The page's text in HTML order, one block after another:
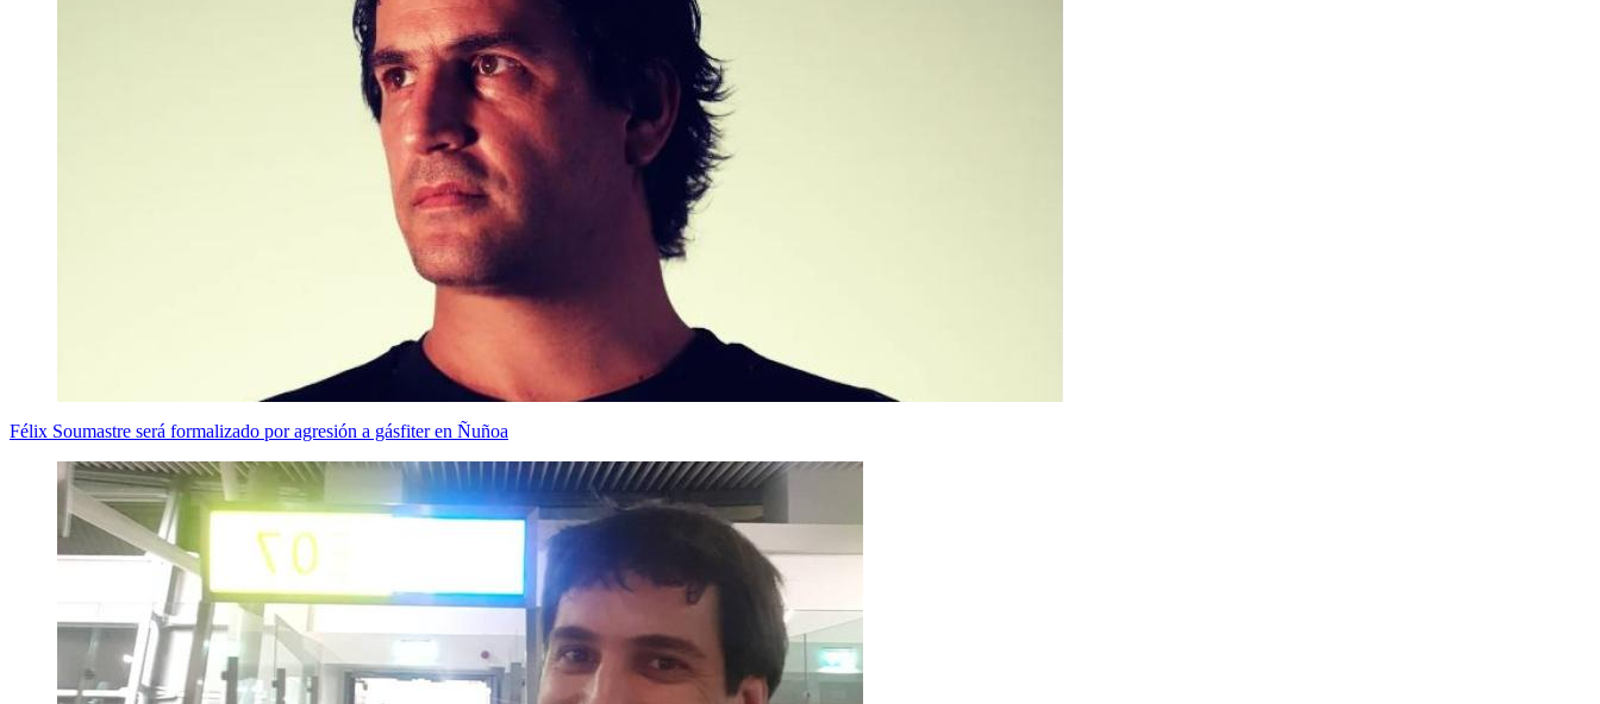
Félix Soumastre será formalizado por agresión a gásfiter en Ñuñoa